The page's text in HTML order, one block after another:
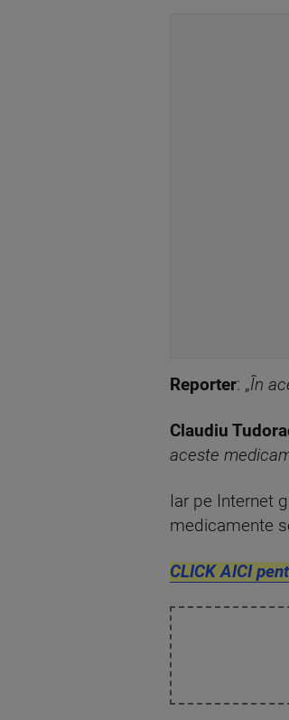
Reporter: „În
Claudiu
aceste
Iar pe Internet
medicamente
CLICK AICI